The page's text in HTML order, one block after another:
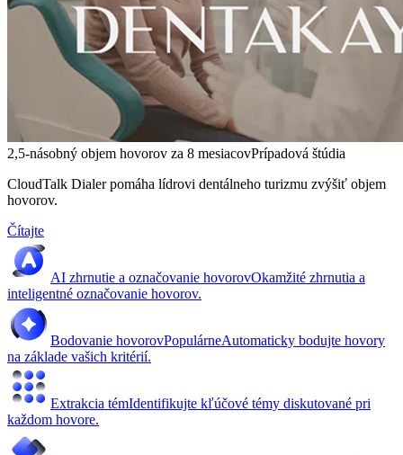
2,5-násobný objem hovorov za 8 mesiacovPrípadová štúdia
CloudTalk Dialer pomáha lídrovi dentálneho turizmu zvýšiť objem
hovorov.
Čítajte
AI zhrnutie a označovanie hovorovOkamžité zhrnutia a
inteligentné označovanie hovorov.
Bodovanie hovorovPopulárneAutomaticky bodujte hovory
na základe vašich kritérií.
Extrakcia témIdentifikujte kľúčové témy diskutované pri
každom hovore.